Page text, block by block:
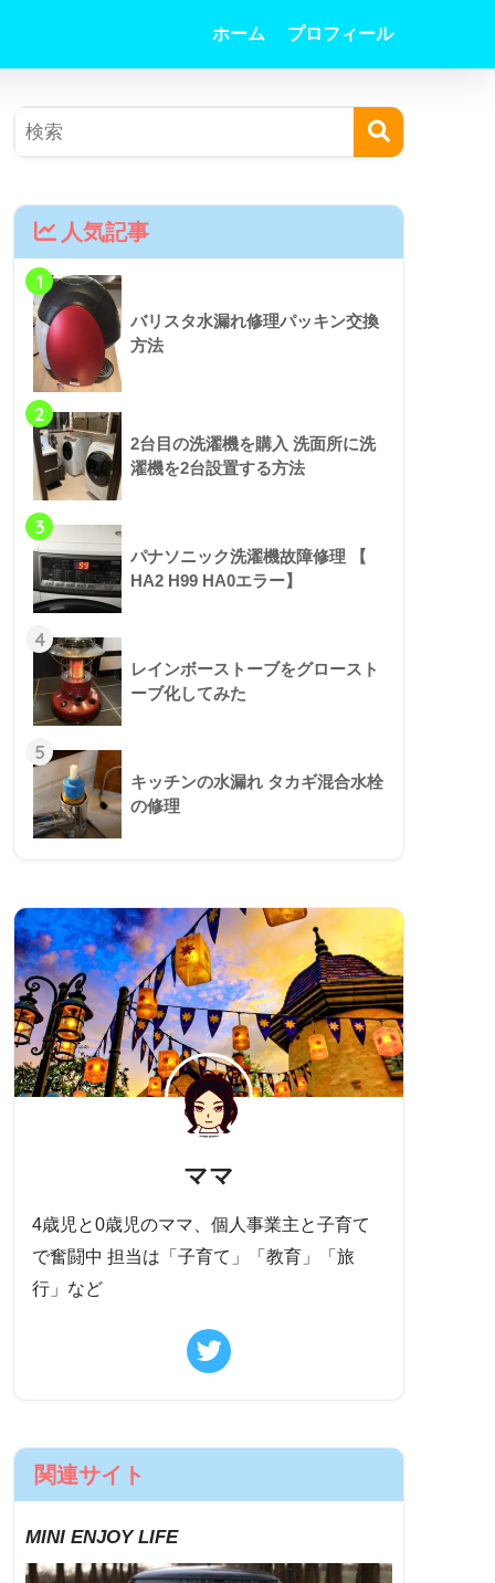
ホーム プロフィール
人気記事
1
バリスタ水漏れ修理パッキン交換
方法
2
2台目の洗濯機を購入 洗面所に洗
濯機を2台設置する方法
3
パナソニック洗濯機故障修理 【
HA2 H99 HA0エラー】
4
レインボーストーブをグロースト
ーブ化してみた
5
キッチンの水漏れ タカギ混合水栓
の修理
ママ
4歳児と0歳児のママ、個人事業主と子育て
で奮闘中 担当は「子育て」「教育」「旅
行」など
関連サイト
MINI ENJOY LIFE